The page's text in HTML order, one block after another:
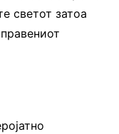
светот затоа